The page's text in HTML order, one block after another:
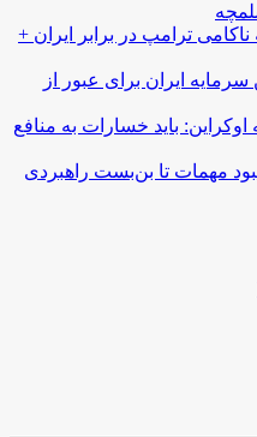
ترامپ در برابر ایران +
ایران برای عبور از
باید خسارات به منافع
مهمات تا بن‌بست راهبردی